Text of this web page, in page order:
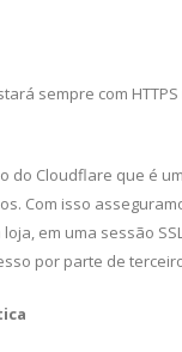
sempre com
do Cloudflare que é
Com isso
em uma sessão
por parte de